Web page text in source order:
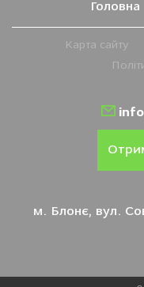
Головна
Карта сайту
м. Блонє, вул.